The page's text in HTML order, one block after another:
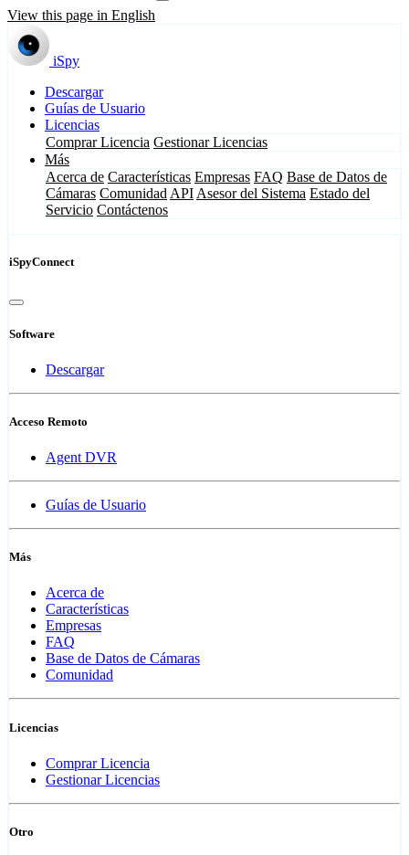
View this page in English
iSpy
Descargar
Guías de Usuario
Licencias
Comprar Licencia Gestionar Licencias
Más
Acerca de Características Empresas FAQ Base de Datos de
Cámaras Comunidad API Asesor del Sistema Estado del
Servicio Contáctenos
iSpyConnect
Software
Descargar
Acceso Remoto
Agent DVR
Guías de Usuario
Más
Acerca de
Características
Empresas
FAQ
Base de Datos de Cámaras
Comunidad
Licencias
Comprar Licencia
Gestionar Licencias
Otro